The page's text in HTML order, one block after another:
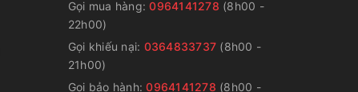
Gọi mua hàng:0964141278 (8h00 -
22h00)
Gọi khiếu nại: 0364833737 (8h00 -
21h00)
Gọi bảo hành:0964141278 (8h00 -